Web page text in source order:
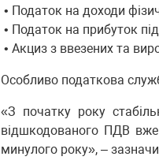
• Податок на доходи
• Податок на прибуток
• Акциз з ввезених та
Особливо податкова
«З початку року
відшкодованого ПДВ
минулого року», –